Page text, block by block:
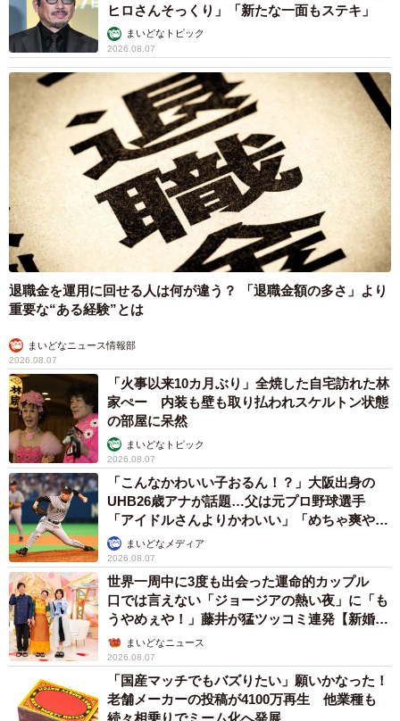
ヒロさんそっくり」「新たな一面もステキ」
まいどなトピック
2026.08.07
退職金を運用に回せる人は何が違う？ 「退職金額の多さ」より
重要な“ある経験”とは
まいどなニュース情報部
2026.08.07
「火事以来10カ月ぶり」全焼した自宅訪れた林
家ぺー 内装も壁も取り払われスケルトン状態
の部屋に呆然
まいどなトピック
2026.08.07
「こんなかわいい子おるん！？」大阪出身の
UHB26歳アナが話題…父は元プロ野球選手
「アイドルさんよりかわいい」「めちゃ爽や
か」まいどなメディア
2026.08.07
世界一周中に3度も出会った運命的カップル
口では言えない「ジョージアの熱い夜」に「も
うやめぇや！」藤井が猛ツッコミ連発【新婚さ
ん】まいどなニュース
2026.08.07
「国産マッチでもバズりたい」願いかなった！
老舗メーカーの投稿が4100万再生 他業種も
続々相乗りでミーム化へ発展